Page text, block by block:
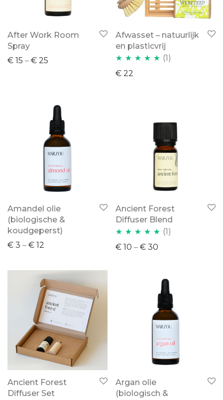
After Work Room
Spray
€ 15 – € 25
Afwasset – natuurlijk
en plasticvrij
Waardering
(1)
€ 22
Amandel olie
(biologische &
koudgeperst)
€ 3 – € 12
Ancient Forest
Diffuser Blend
Waardering
(1)
€ 10 – € 30
Ancient Forest
Diffuser Set
Argan olie
(biologisch &